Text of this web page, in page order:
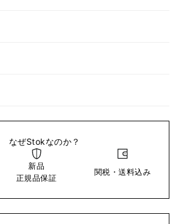
なぜStokなのか？
新品
正規品保証
関税・送料込み